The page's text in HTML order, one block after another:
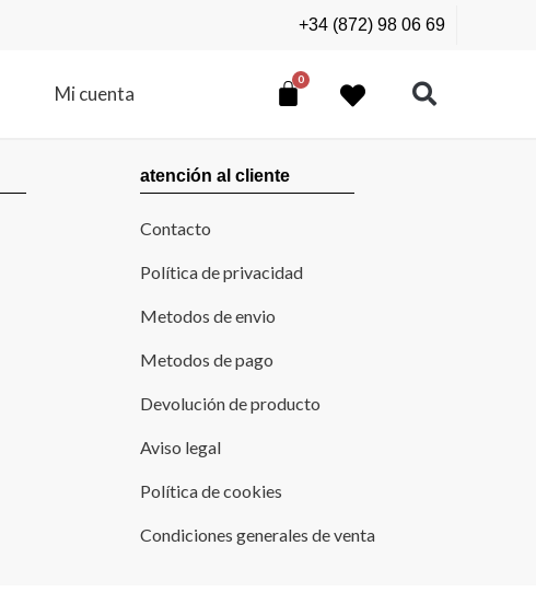
+34 (872) 98 06 69
Mi cuenta
atención al cliente
Contacto
Política de privacidad
Metodos de envio
Metodos de pago
Devolución de producto
Aviso legal
Política de cookies
Condiciones generales de venta